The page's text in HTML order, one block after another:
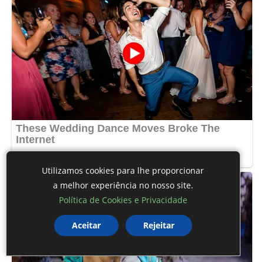
Utilizamos cookies para lhe proporcionar
a melhor experiência no nosso site.
Política de Cookies e Privacidade
Aceitar Rejeitar